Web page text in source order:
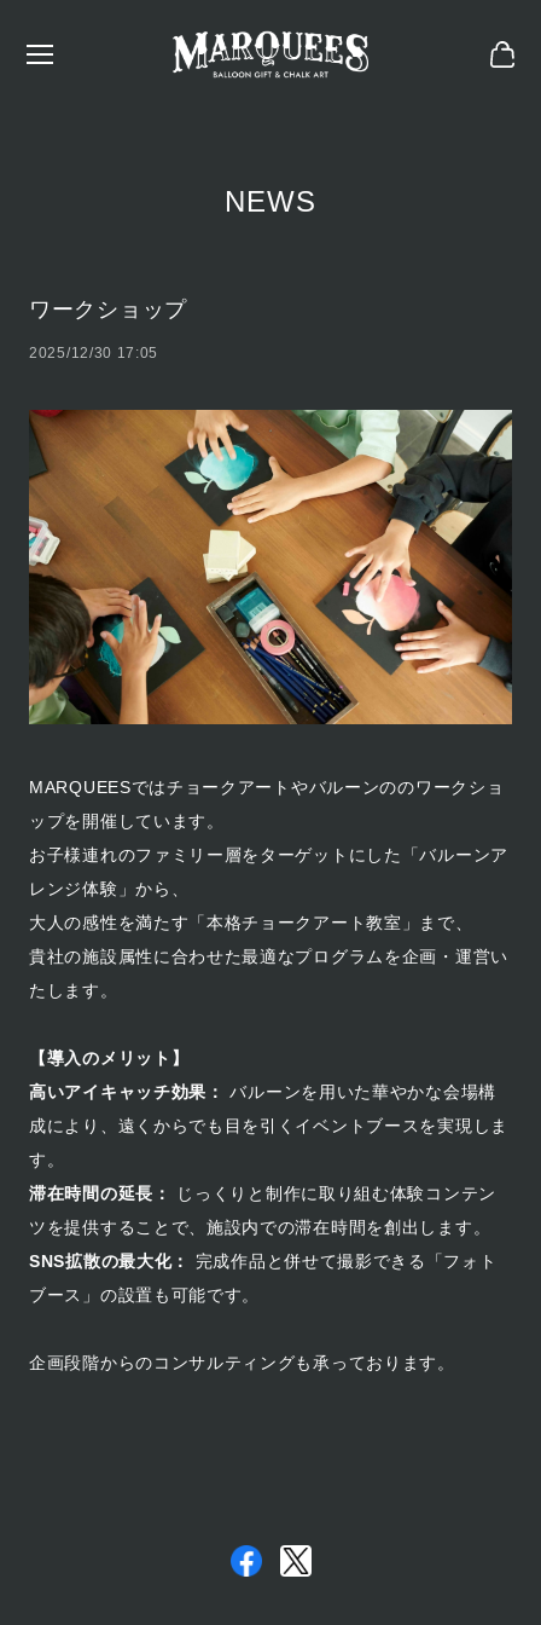
NEWS
ワークショップ
2025/12/30 17:05
MARQUEESではチョークアートやバルーンののワークショ
ップを開催しています。
お子様連れのファミリー層をターゲットにした「バルーンア
レンジ体験」から、
大人の感性を満たす「本格チョークアート教室」まで、
貴社の施設属性に合わせた最適なプログラムを企画・運営い
たします。
【導入のメリット】
高いアイキャッチ効果：
バルーンを用いた華やかな会場構
成により、遠くからでも目を引くイベントブースを実現しま
す。
滞在時間の延長：
じっくりと制作に取り組む体験コンテン
ツを提供することで、施設内での滞在時間を創出します。
SNS拡散の最大化：
完成作品と併せて撮影できる「フォト
ブース」の設置も可能です。
企画段階からのコンサルティングも承っております。